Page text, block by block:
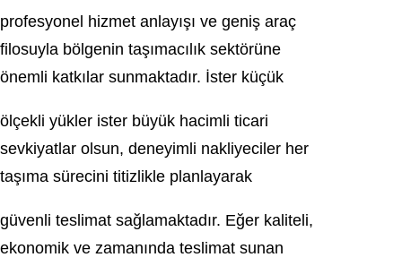
profesyonel hizmet anlayışı ve geniş araç
filosuyla bölgenin taşımacılık sektörüne
önemli katkılar sunmaktadır. İster küçük
ölçekli yükler ister büyük hacimli ticari
sevkiyatlar olsun, deneyimli nakliyeciler her
taşıma sürecini titizlikle planlayarak
güvenli teslimat sağlamaktadır. Eğer kaliteli,
ekonomik ve zamanında teslimat sunan